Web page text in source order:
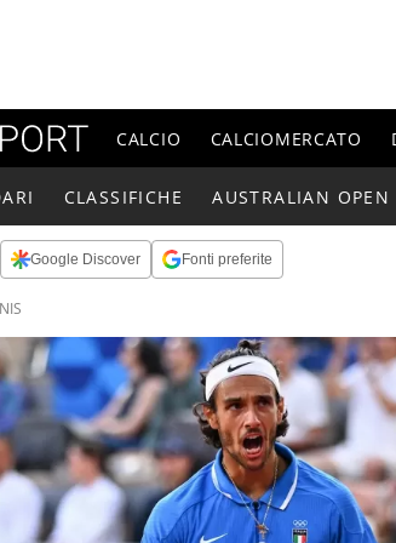
CALCIO CALCIOMERCATO
CLASSIFICHE AUSTRALIAN OPEN
Google Discover Fonti preferite